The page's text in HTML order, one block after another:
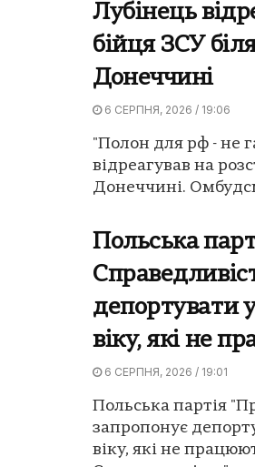
Лубінець
бійця ЗСУ
Донеччині
6 СЕРПНЯ, 2026 / 19:06
"Полон для рф - не
відреагував на
Донеччині.
Польська
депортувати
віку, які не
6 СЕРПНЯ, 2026 / 19:01
Польська партія
запропонує
віку, які не